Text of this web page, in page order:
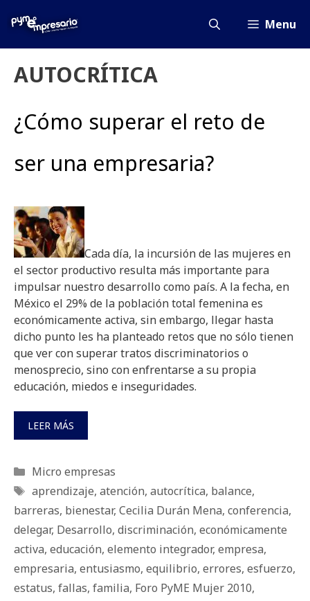
Menu
AUTOCRÍTICA
¿Cómo superar el reto de
ser una empresaria?
Cada día, la incursión de las mujeres en
el sector productivo resulta más importante para
impulsar nuestro desarrollo como país. A la fecha, en
México el 29% de la población total femenina es
económicamente activa, sin embargo, llegar hasta
dicho punto les ha planteado retos que no sólo tienen
que ver con superar tratos discriminatorios o
menosprecio, sino con enfrentarse a su propia
educación, miedos e inseguridades.
LEER MÁS
Categorías
Micro empresas
Etiquetas
aprendizaje, atención, autocrítica, balance,
barreras, bienestar, Cecilia Durán Mena, conferencia,
delegar, Desarrollo, discriminación, económicamente
activa, educación, elemento integrador, empresa,
empresaria, entusiasmo, equilibrio, errores, esfuerzo,
estatus, fallas, familia, Foro PyME Mujer 2010,